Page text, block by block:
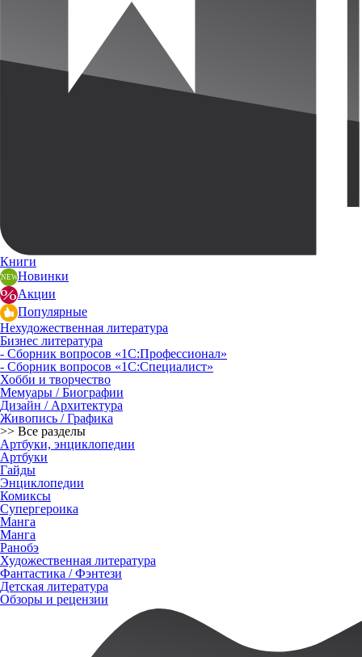
Книги
Новинки
Акции
Популярные
Нехудожественная литература
Бизнес литература
- Сборник вопросов «1С:Профессионал»
- Сборник вопросов «1С:Специалист»
Хобби и творчество
Мемуары / Биографии
Дизайн / Архитектура
Живопись / Графика
>> Все разделы
Артбуки, энциклопедии
Артбуки
Гайды
Энциклопедии
Комиксы
Супергероика
Манга
Манга
Ранобэ
Художественная литература
Фантастика / Фэнтези
Детская литература
Обзоры и рецензии